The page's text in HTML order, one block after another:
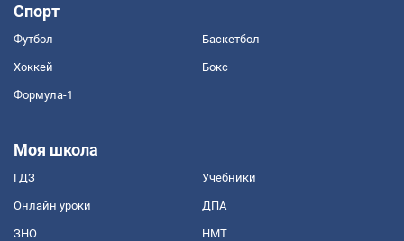
Спорт
Футбол Баскетбол
Хоккей Бокс
Формула-1
Моя школа
ГДЗ Учебники
Онлайн уроки ДПА
ЗНО НМТ